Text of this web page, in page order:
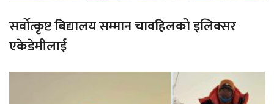
सर्वोत्कृष्ट बिद्यालय सम्मान चावहिलको इलिक्सर
एकेडेमीलाई